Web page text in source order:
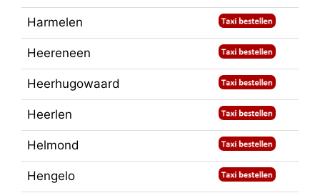
Harmelen
Heereneen
Heerhugowaard
Heerlen
Helmond
Hengelo